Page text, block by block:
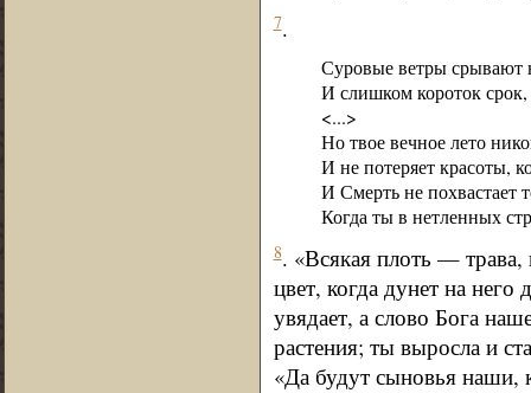
7.
Суровые ветры срывают
И слишком короток
<...>
Но твое вечное лето
И не потеряет красоты,
И Смерть не похвастает
Когда ты в нетленных
8. «Всякая плоть — трава,
цвет, когда дунет на
увядает, а слово Бога
растения; ты выросла и
«Да будут сыновья наши,